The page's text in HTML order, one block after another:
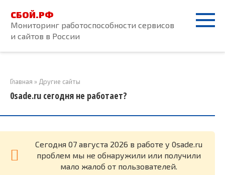
контенту
СБОЙ.РФ
Мониторинг работоспособности сервисов
и сайтов в России
Главная » Другие сайты
0sade.ru сегодня не работает?
Cегодня 07 августа 2026 в работе у 0sade.ru
проблем мы не обнаружили или получили
мало жалоб от пользователей.